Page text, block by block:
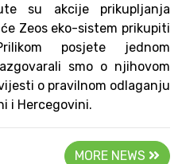
su akcije prikupljanja
Zeos eko-sistem prikupiti
posjete jednom
smo o njihovom
o pravilnom odlaganju
i Hercegovini.
MORE NEWS